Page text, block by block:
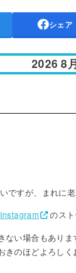
シェア
2026 8
ですが、まれに
Instagram
のス
い場合もありま
のほどよろしく